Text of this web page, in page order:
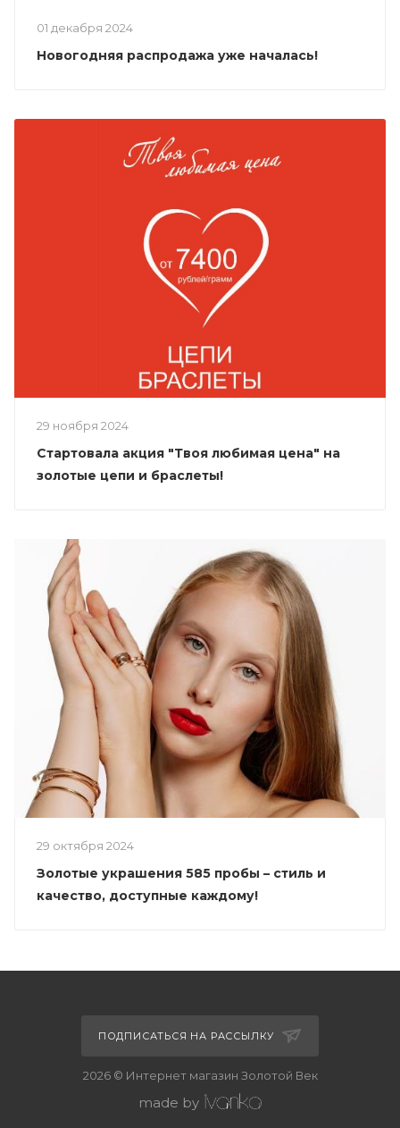
01 декабря 2024
Новогодняя распродажа уже началась!
29 ноября 2024
Стартовала акция "Твоя любимая цена" на
золотые цепи и браслеты!
29 октября 2024
Золотые украшения 585 пробы – стиль и
качество, доступные каждому!
ПОДПИСАТЬСЯ НА РАССЫЛКУ
2026 © Интернет магазин Золотой Век
made by